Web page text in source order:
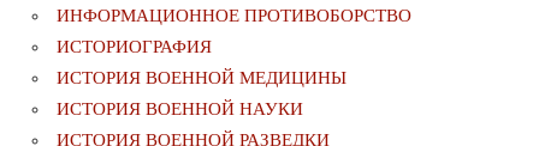
ИНФОРМАЦИОННОЕ ПРОТИВОБОРСТВО
ИСТОРИОГРАФИЯ
ИСТОРИЯ ВОЕННОЙ МЕДИЦИНЫ
ИСТОРИЯ ВОЕННОЙ НАУКИ
ИСТОРИЯ ВОЕННОЙ РАЗВЕДКИ